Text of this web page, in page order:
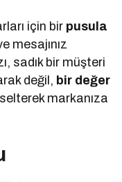
için bir pusula
mesajınız
sadık bir müşteri
değil, bir değer
markanıza